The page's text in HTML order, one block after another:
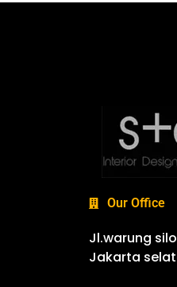
Our Office
Jl.warung
Jakarta